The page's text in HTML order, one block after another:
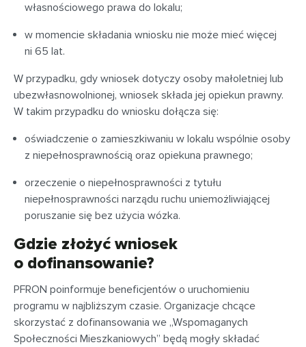
własnościowego prawa do lokalu;
w momencie składania wniosku nie może mieć więcej
ni 65 lat.
W przypadku, gdy wniosek dotyczy osoby małoletniej lub
ubezwłasnowolnionej, wniosek składa jej opiekun prawny.
W takim przypadku do wniosku dołącza się:
oświadczenie o zamieszkiwaniu w lokalu wspólnie osoby
z niepełnosprawnością oraz opiekuna prawnego;
orzeczenie o niepełnosprawności z tytułu
niepełnosprawności narządu ruchu uniemożliwiającej
poruszanie się bez użycia wózka.
Gdzie złożyć wniosek
o dofinansowanie?
PFRON poinformuje beneficjentów o uruchomieniu
programu w najbliższym czasie. Organizacje chcące
skorzystać z dofinansowania we „Wspomaganych
Społeczności Mieszkaniowych” będą mogły składać